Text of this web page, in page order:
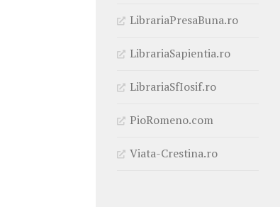
LibrariaPresaBuna.ro
LibrariaSapientia.ro
LibrariaSfIosif.ro
PioRomeno.com
Viata-Crestina.ro